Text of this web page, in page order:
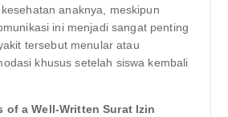
anaknya, meskipun
ini menjadi sangat penting
tersebut menular atau
khusus setelah siswa kembali
of a Well-Written Surat Izin